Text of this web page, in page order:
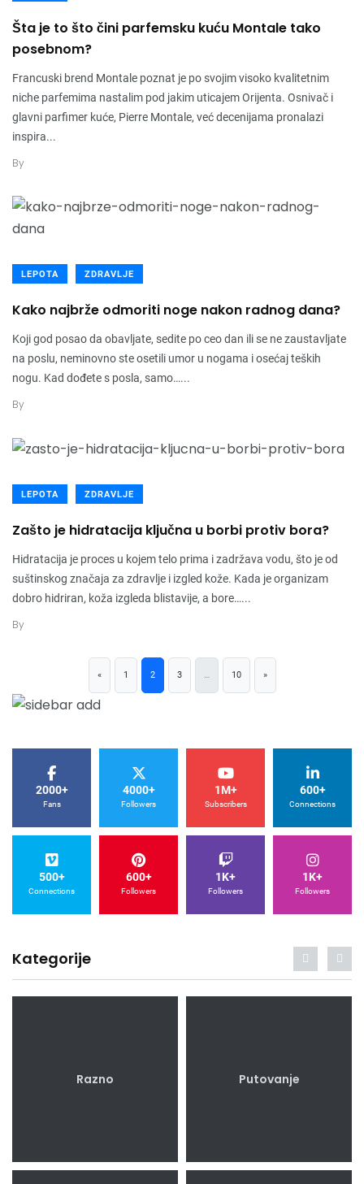
Šta je to što čini parfemsku kuću Montale tako
posebnom?
Francuski brend Montale poznat je po svojim visoko kvalitetnim
niche parfemima nastalim pod jakim uticajem Orijenta. Osnivač i
glavni parfimer kuće, Pierre Montale, već decenijama pronalazi
inspira...
By
LEPOTA ZDRAVLJE
Kako najbrže odmoriti noge nakon radnog dana?
Koji god posao da obavljate, sedite po ceo dan ili se ne zaustavljate
na poslu, neminovno ste osetili umor u nogama i osećaj teških
nogu. Kad dođete s posla, samo…...
By
LEPOTA ZDRAVLJE
Zašto je hidratacija ključna u borbi protiv bora?
Hidratacija je proces u kojem telo prima i zadržava vodu, što je od
suštinskog značaja za zdravlje i izgled kože. Kada je organizam
dobro hidriran, koža izgleda blistavije, a bore…...
By
« 1 2 3 … 10 »
2000+
Fans
4000+
Followers
1M+
Subscribers
600+
Connections
500+
Connections
600+
Followers
1K+
Followers
1K+
Followers
Kategorije
Razno Putovanje